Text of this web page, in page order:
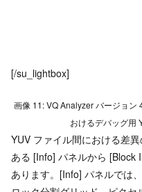
[/su_lightbox]
画像 11: VQ Analyzer バージョン
おけるデバッグ用
YUV ファイル間における差
ある [Info] パネルから [Block
あります。[Info] パネルでは